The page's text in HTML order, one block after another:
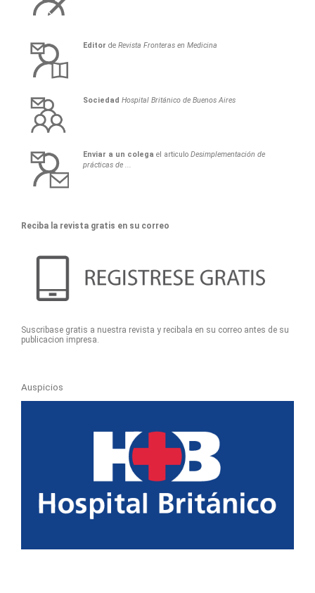
Editor deRevista Fronteras en Medicina
Sociedad Hospital Británico de Buenos Aires
Enviar a un colega el articuloDesimplementación de
prácticas de ...
Reciba la revista gratis en su correo
Suscribase gratis a nuestra revista y recibala en su correo antes de su
publicacion impresa.
Auspicios